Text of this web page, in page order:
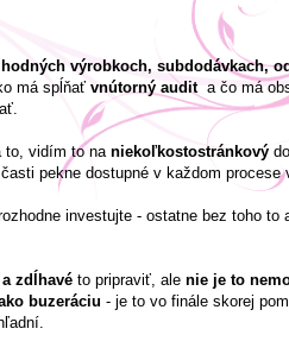
výrobkoch, subdodávkach,
má spĺňať vnútorný audit a čo má
to, vidím to na niekoľkostostránkový
pekne dostupné v každom procese
investujte - ostatne bez toho to
zdĺhavé to pripraviť, ale nie je to
buzeráciu - je to vo finále skorej